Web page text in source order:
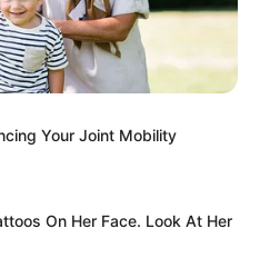
งสิงหาคม 2569
ป็นเศรษฐี
Your Joint Mobility
On Her Face. Look At Her